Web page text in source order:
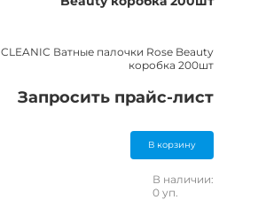
CLEANIC Ватные палочки Rose Beauty
коробка 200шт
Запросить прайс-лист
В корзину
В наличии:
0 уп.